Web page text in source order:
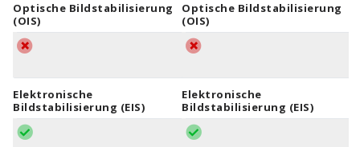
Optische Bildstabilisierung
(OIS)
Elektronische
Bildstabilisierung (EIS)
Optische Bildstabilisierung
(OIS)
Elektronische
Bildstabilisierung (EIS)